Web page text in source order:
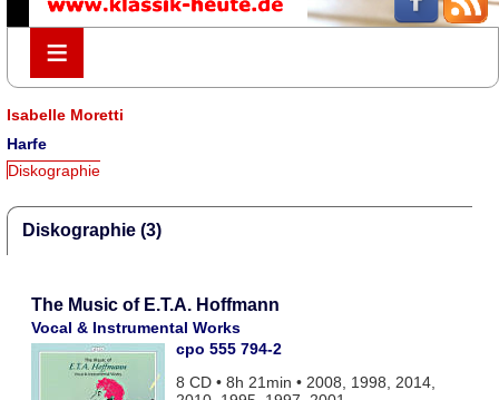
≡
≡
Isabelle Moretti
Harfe
Diskographie
Diskographie (3)
The Music of E.T.A. Hoffmann
Vocal & Instrumental Works
cpo 555 794-2
8 CD • 8h 21min • 2008, 1998, 2014,